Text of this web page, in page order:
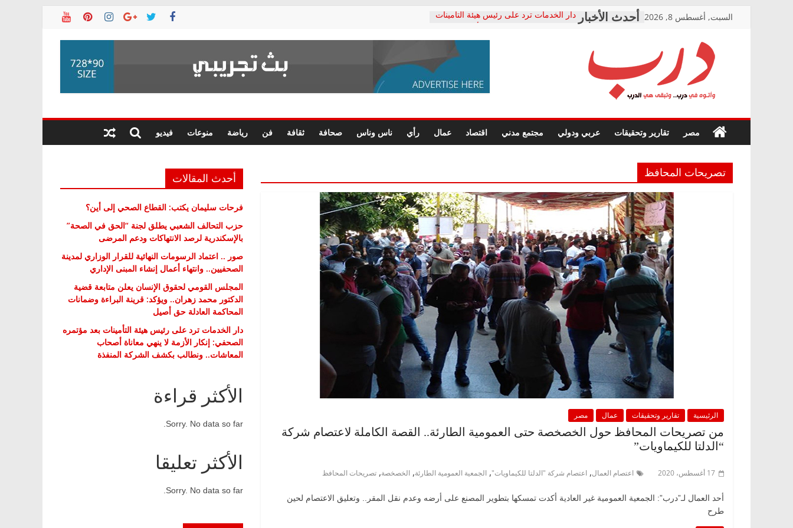
السبت, أغسطس 8, 2026
دار الخدمات ترد على رئيس هيئة التأمينات
معاناة أصحاب المعاشات.. ونطالب بكشف
فرحات سليمان يكتب: القطاع الصحي إلى
حزب التحالف الشعبي يطلق لجنة “الحق
صور .. اعتماد الرسومات النهائية للقرار
الوزاري لمدينة الصحفيين.. وانتهاء أعمال
إنشاء المبنى الإداري
قرينة البراءة وضمانات المحاكمة العادلة
حق أصيل
درب
في
درب..
هي
الدرب
مصر تقارير وتحقيقات عربي ودولي مجتمع مدني اقتصاد عمال رأي ناس وناس صحافة ثقافة فن رياضة منوعات فيديو
تصريحات المحافظ
الرئيسية تقارير وتحقيقات عمال مصر
من تصريحات المحافظ حول الخصخصة حتى العمومية الطارئة.. القصة الكاملة لاعتصام شركة
“الدلتا للكيماويات”
17 أغسطس، 2020 اعتصام العمال, اعتصام شركة "الدلتا للكيماويات", الجمعية العمومية الطارئة, الخصخصة, تصريحات المحافظ
أحد العمال لـ”درب”: الجمعية العمومية غير العادية أكدت تمسكها بتطوير المصنع على أرضه وعدم نقل المقر.. وتعليق الاعتصام لحين
طرح
أحدث المقالات
فرحات سليمان يكتب: القطاع الصحي إلى أين؟
حزب التحالف الشعبي يطلق لجنة “الحق في الصحة”
بالإسكندرية لرصد الانتهاكات ودعم المرضى
صور .. اعتماد الرسومات النهائية للقرار الوزاري لمدينة
الصحفيين.. وانتهاء أعمال إنشاء المبنى الإداري
المجلس القومي لحقوق الإنسان يعلن متابعة قضية
الدكتور محمد زهران.. ويؤكد: قرينة البراءة وضمانات
المحاكمة العادلة حق أصيل
دار الخدمات ترد على رئيس هيئة التأمينات بعد مؤتمره
الصحفي: إنكار الأزمة لا ينهي معاناة أصحاب
المعاشات.. ونطالب بكشف الشركة المنفذة
الأكثر قراءة
Sorry. No data so far.
الأكثر تعليقا
Sorry. No data so far.